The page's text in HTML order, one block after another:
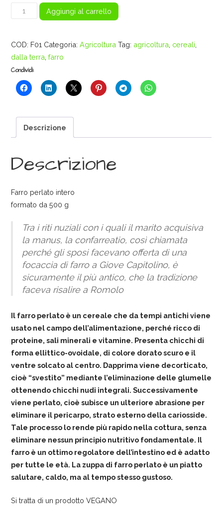
Farro
-
500g
quantità
Aggiungi al carrello
COD: F01 Categoria:Agricoltura Tag: agricoltura cereali
dalla terra ,farro
Condividi:
Descrizione
Descrizione
Farro perlato intero
formato da 500 g
Tra i riti nuziali con i quali il marito acquisiva
la manus, la confarreatio, così chiamata
perché gli sposi facevano offerta di una
focaccia di farro a Giove Capitolino, è
sicuramente il più antico, che la tradizione
faceva risalire a Romolo
Il farro perlato è un cereale che da tempi antichi viene
usato nel campo dell’alimentazione, perché ricco di
proteine, sali minerali e vitamine. Presenta chicchi di
forma ellittico-ovoidale, di colore dorato scuro e il
ventre solcato al centro. Dapprima viene decorticato,
cioè “svestito” mediante l’eliminazione delle glumelle
ottenendo chicchi nudi integrali. Successivamente
viene perlato, cioè subisce un ulteriore abrasione per
eliminare il pericarpo, strato esterno della cariosside.
Tale processo lo rende più rapido nella cottura, senza
eliminare nessun principio nutritivo fondamentale. Il
farro è un ottimo regolatore dell’intestino ed è adatto
per tutte le età. La zuppa di farro perlato è un piatto
salutare, caldo, ma al tempo stesso gustoso.
Si tratta di un prodotto VEGANO